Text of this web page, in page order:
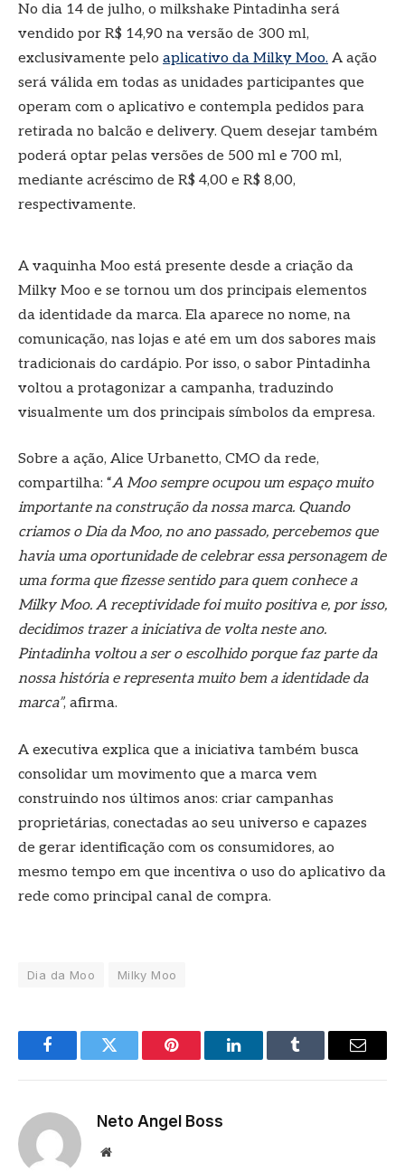
No dia 14 de julho, o milkshake Pintadinha será
vendido por R$ 14,90 na versão de 300 ml,
exclusivamente pelo aplicativo da Milky Moo. A ação
será válida em todas as unidades participantes que
operam com o aplicativo e contempla pedidos para
retirada no balcão e delivery. Quem desejar também
poderá optar pelas versões de 500 ml e 700 ml,
mediante acréscimo de R$ 4,00 e R$ 8,00,
respectivamente.
A vaquinha Moo está presente desde a criação da
Milky Moo e se tornou um dos principais elementos
da identidade da marca. Ela aparece no nome, na
comunicação, nas lojas e até em um dos sabores mais
tradicionais do cardápio. Por isso, o sabor Pintadinha
voltou a protagonizar a campanha, traduzindo
visualmente um dos principais símbolos da empresa.
Sobre a ação, Alice Urbanetto, CMO da rede,
compartilha: “A Moo sempre ocupou um espaço muito
importante na construção da nossa marca. Quando
criamos o Dia da Moo, no ano passado, percebemos que
havia uma oportunidade de celebrar essa personagem de
uma forma que fizesse sentido para quem conhece a
Milky Moo. A receptividade foi muito positiva e, por isso,
decidimos trazer a iniciativa de volta neste ano.
Pintadinha voltou a ser o escolhido porque faz parte da
nossa história e representa muito bem a identidade da
marca”, afirma.
A executiva explica que a iniciativa também busca
consolidar um movimento que a marca vem
construindo nos últimos anos: criar campanhas
proprietárias, conectadas ao seu universo e capazes
de gerar identificação com os consumidores, ao
mesmo tempo em que incentiva o uso do aplicativo da
rede como principal canal de compra.
Dia da Moo Milky Moo
FacebookTwitter Pinterest LinkedInTumblr
E-
Neto Angel Boss
Site